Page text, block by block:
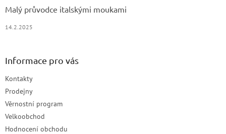
Malý průvodce italskými moukami
14.2.2025
Informace pro vás
Kontakty
Prodejny
Věrnostní program
Velkoobchod
Hodnocení obchodu